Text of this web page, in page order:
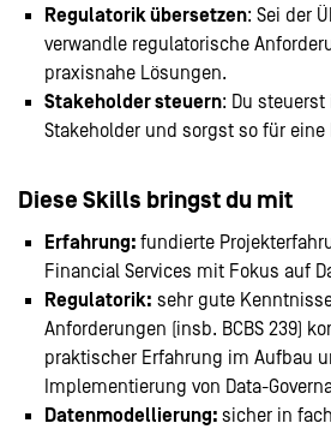
Regulatorik übersetzen: Sei der
verwandle regulatorische
praxisnahe Lösungen.
Stakeholder steuern: Du
Stakeholder und sorgst so für
Diese Skills bringst du mit
Erfahrung: fundierte
Financial Services mit Fokus auf
Regulatorik: sehr gute
Anforderungen (insb. BCBS 239)
praktischer Erfahrung im Aufbau
Implementierung von Data-
Datenmodellierung: sicher in